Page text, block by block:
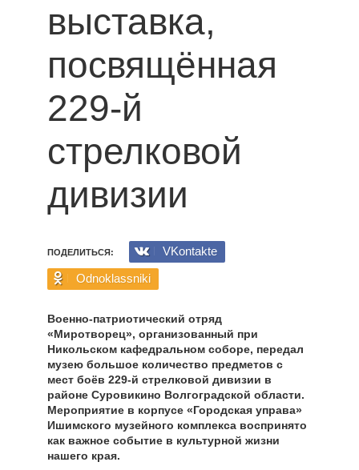
выставка,
посвящённая
229-й
стрелковой
дивизии
ПОДЕЛИТЬСЯ:
VKontakte
Odnoklassniki
Военно-патриотический отряд
«Миротворец», организованный при
Никольском кафедральном соборе, передал
музею большое количество предметов с
мест боёв 229-й стрелковой дивизии в
районе Суровикино Волгоградской области.
Мероприятие в корпусе «Городская управа»
Ишимского музейного комплекса воспринято
как важное событие в культурной жизни
нашего края.